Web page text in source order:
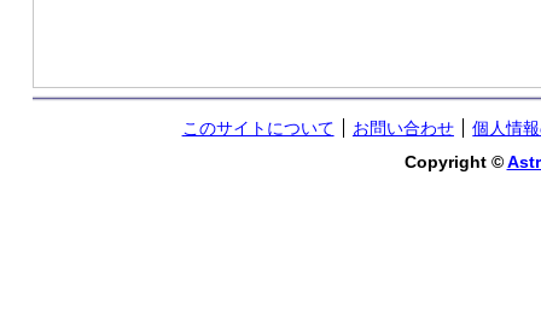
このサイトについて お問い合わせ
個人情
Copyright ©